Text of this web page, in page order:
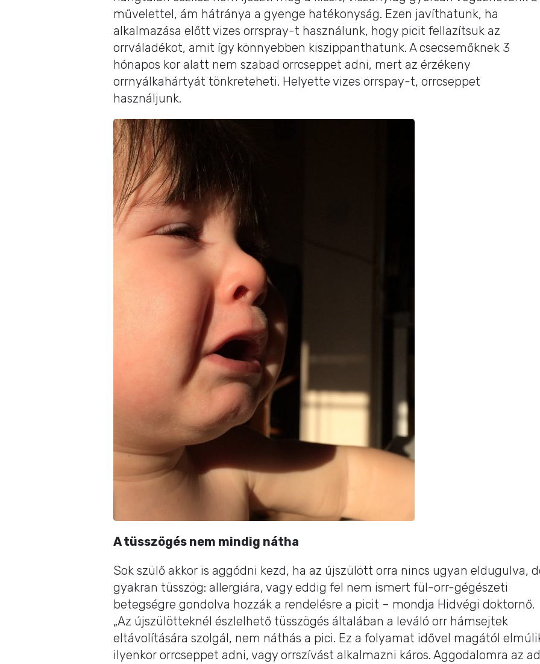
művelettel, ám hátránya a gyenge hatékonyság. Ezen javíthatunk, ha
alkalmazása előtt vizes orrspray-t használunk, hogy picit fellazítsuk az
orrváladékot, amit így könnyebben kiszippanthatunk. A csecsemőknek 3
hónapos kor alatt nem szabad orrcseppet adni, mert az érzékeny
orrnyálkahártyát tönkreteheti. Helyette vizes orrspay-t, orrcseppet
használjunk.
A tüsszögés nem mindig nátha
Sok szülő akkor is aggódni kezd, ha az újszülött orra nincs ugyan eldugulva,
gyakran tüsszög: allergiára, vagy eddig fel nem ismert fül-orr-gégészeti
betegségre gondolva hozzák a rendelésre a picit – mondja Hidvégi doktornő.
„Az újszülötteknél észlelhető tüsszögés általában a leváló orr hámsejtek
eltávolítására szolgál, nem náthás a pici. Ez a folyamat idővel magától
ilyenkor orrcseppet adni, vagy orrszívást alkalmazni káros. Aggodalomra az ad